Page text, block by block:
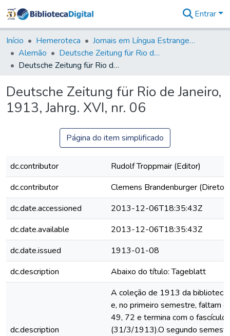
&
Coleções
Tudo na
Biblioteca
Estatísticas
Entrar
Início Hemeroteca
Jornais em Língua Estrangeira
Alemão
Deutsche Zeitung für Rio de Janeiro
Deutsche Zeitung für Rio de Janeiro, 1913, Jahrg. XVI, nr. 06
Deutsche Zeitung für Rio de Janeiro,
1913, Jahrg. XVI, nr. 06
Página do item simplificado
dc.contributor
Rudolf Troppmair (Editor)
dc.contributor
Clemens Brandenburger (Diretor)
dc.date.accessioned
2013-12-06T18:35:43Z
dc.date.available
2013-12-06T18:35:43Z
dc.date.issued
1913-01-08
dc.description
Abaixo do título: Tageblatt
dc.description
A coleção de 1913 da
e, no primeiro semestre, faltam
49, 72 e termina com o fascículo
(31/3/1913).O segundo